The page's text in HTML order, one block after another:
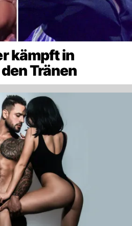
kämpft in
Tränen